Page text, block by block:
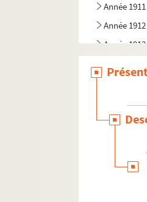
Année 1911
Année 1912
Année 1913